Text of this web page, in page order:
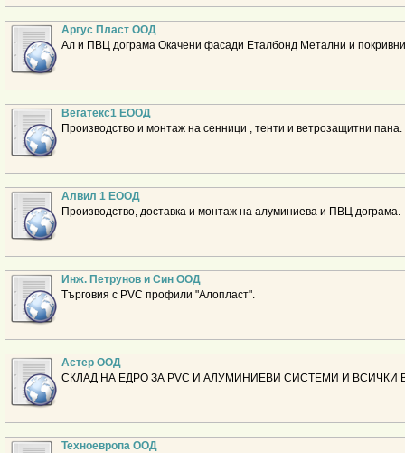
Аргус Пласт ООД
Ал и ПВЦ дограма Окачени фасади Еталбонд Метални и
Вегатекс1 ЕООД
Производство и монтаж на сенници , тенти и ветрозащитни
Алвил 1 ЕООД
Производство, доставка и монтаж на алуминиева и ПВЦ дограма.
Инж. Петрунов и Син ООД
Търговия с PVC профили "Алопласт".
Астер ООД
СКЛАД НА ЕДРО ЗА PVC И АЛУМИНИЕВИ СИСТЕМИ И ВСИЧКИ
Техноевропа ООД